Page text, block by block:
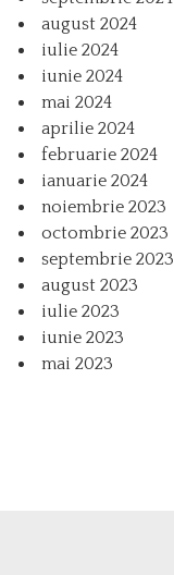
august 2024
iulie 2024
iunie 2024
mai 2024
aprilie 2024
februarie 2024
ianuarie 2024
noiembrie 2023
octombrie 2023
septembrie 2023
august 2023
iulie 2023
iunie 2023
mai 2023